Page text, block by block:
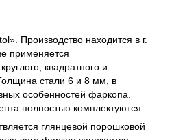
Производство находится в г.
применяется
квадратного и
стали 6 и 8 мм, в
особенностей фаркопа.
полностью комплектуются.
глянцевой порошковой